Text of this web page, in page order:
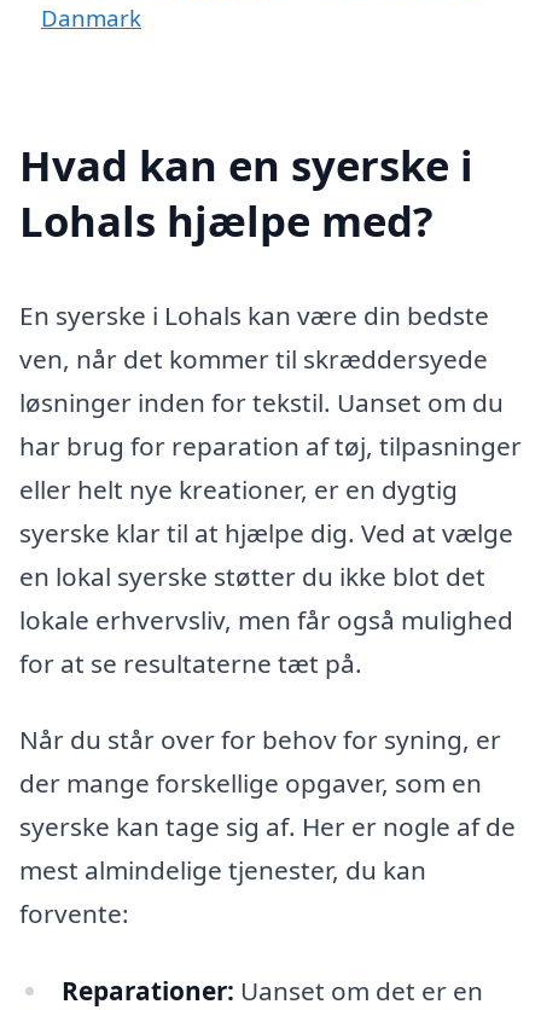
Danmark
Hvad kan en syerske i
Lohals hjælpe med?
En syerske i Lohals kan være din bedste
ven, når det kommer til skræddersyede
løsninger inden for tekstil. Uanset om du
har brug for reparation af tøj, tilpasninger
eller helt nye kreationer, er en dygtig
syerske klar til at hjælpe dig. Ved at vælge
en lokal syerske støtter du ikke blot det
lokale erhvervsliv, men får også mulighed
for at se resultaterne tæt på.
Når du står over for behov for syning, er
der mange forskellige opgaver, som en
syerske kan tage sig af. Her er nogle af de
mest almindelige tjenester, du kan
forvente:
Reparationer: Uanset om det er en